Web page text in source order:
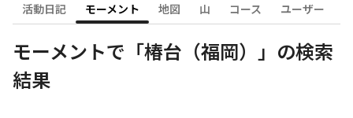
活動日記 モーメント 地図 山 コース ユーザー
モーメントで「椿台（福岡）」の検索
結果